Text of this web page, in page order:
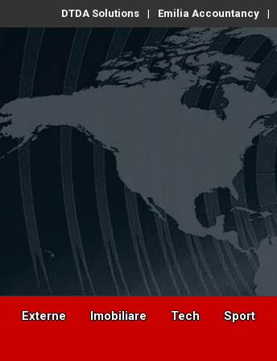
DTDA Solutions Emilia Accountancy
Externe Imobiliare Tech Sport